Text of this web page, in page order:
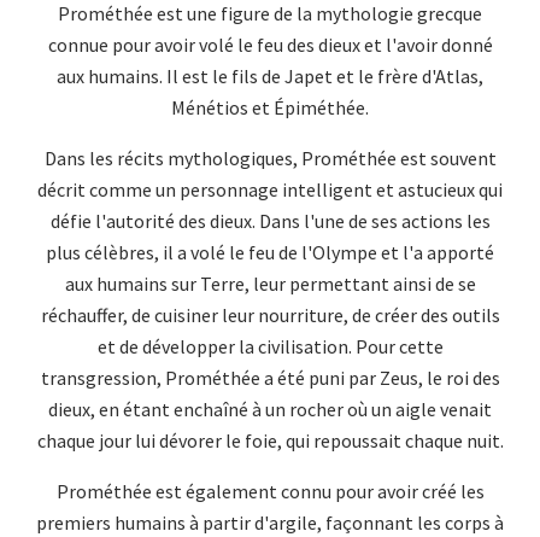
Prométhée est une figure de la mythologie grecque
connue pour avoir volé le feu des dieux et l'avoir donné
aux humains. Il est le fils de Japet et le frère d'Atlas,
Ménétios et Épiméthée.
Dans les récits mythologiques, Prométhée est souvent
décrit comme un personnage intelligent et astucieux qui
défie l'autorité des dieux. Dans l'une de ses actions les
plus célèbres, il a volé le feu de l'Olympe et l'a apporté
aux humains sur Terre, leur permettant ainsi de se
réchauffer, de cuisiner leur nourriture, de créer des outils
et de développer la civilisation. Pour cette
transgression, Prométhée a été puni par Zeus, le roi des
dieux, en étant enchaîné à un rocher où un aigle venait
chaque jour lui dévorer le foie, qui repoussait chaque nuit.
Prométhée est également connu pour avoir créé les
premiers humains à partir d'argile, façonnant les corps à